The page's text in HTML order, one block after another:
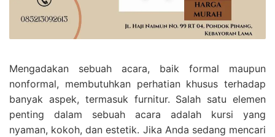
Mengadakan sebuah acara, baik formal maupun
nonformal, membutuhkan perhatian khusus terhadap
banyak aspek, termasuk furnitur. Salah satu elemen
penting dalam sebuah acara adalah kursi yang
nyaman, kokoh, dan estetik. Jika Anda sedang mencari